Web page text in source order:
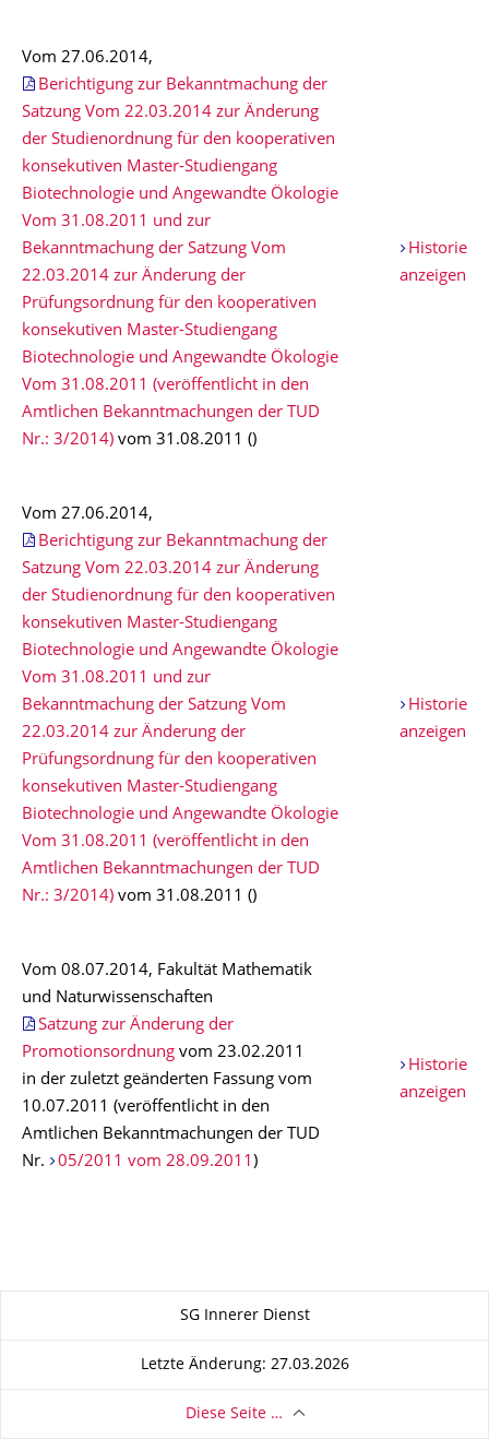
Vom 27.06.2014,
Berichtigung zur Bekanntmachung der
Satzung Vom 22.03.2014 zur Änderung
der Studienordnung für den kooperativen
konsekutiven Master-Studiengang
Biotechnologie und Angewandte Ökologie
Vom 31.08.2011 und zur
Bekanntmachung der Satzung Vom
22.03.2014 zur Änderung der
Prüfungsordnung für den kooperativen
konsekutiven Master-Studiengang
Biotechnologie und Angewandte Ökologie
Vom 31.08.2011 (veröffentlicht in den
Amtlichen Bekanntmachungen der TUD
Nr.: 3/2014) vom 31.08.2011 ()
Historie
anzeigen
Vom 27.06.2014,
Berichtigung zur Bekanntmachung der
Satzung Vom 22.03.2014 zur Änderung
der Studienordnung für den kooperativen
konsekutiven Master-Studiengang
Biotechnologie und Angewandte Ökologie
Vom 31.08.2011 und zur
Bekanntmachung der Satzung Vom
22.03.2014 zur Änderung der
Prüfungsordnung für den kooperativen
konsekutiven Master-Studiengang
Biotechnologie und Angewandte Ökologie
Vom 31.08.2011 (veröffentlicht in den
Amtlichen Bekanntmachungen der TUD
Nr.: 3/2014) vom 31.08.2011 ()
Historie
anzeigen
Vom 08.07.2014, Fakultät Mathematik
und Naturwissenschaften
Satzung zur Änderung der
Promotionsordnung vom 23.02.2011
in der zuletzt geänderten Fassung vom
10.07.2011 (veröffentlicht in den
Amtlichen Bekanntmachungen der TUD
Nr.
05/2011 vom 28.09.2011 )
Historie
anzeigen
SG Innerer Dienst
Letzte Änderung: 27.03.2026
Diese Seite …